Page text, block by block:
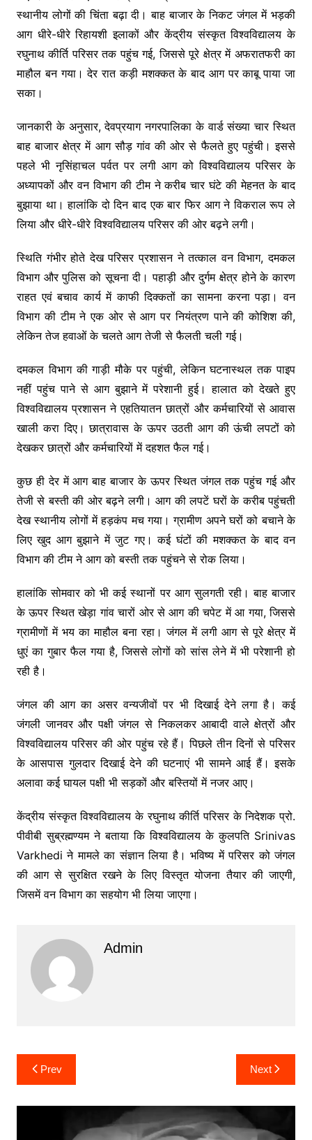
स्थानीय लोगों की चिंता बढ़ा दी। बाह बाजार के निकट जंगल में भड़की
आग धीरे-धीरे रिहायशी इलाकों और केंद्रीय संस्कृत विश्वविद्यालय के
रघुनाथ कीर्ति परिसर तक पहुंच गई, जिससे पूरे क्षेत्र में अफरातफरी का
माहौल बन गया। देर रात कड़ी मशक्कत के बाद आग पर काबू पाया जा
सका।
जानकारी के अनुसार, देवप्रयाग नगरपालिका के वार्ड संख्या चार स्थित
बाह बाजार क्षेत्र में आग सौड़ गांव की ओर से फैलते हुए पहुंची। इससे
पहले भी नृसिंहाचल पर्वत पर लगी आग को विश्वविद्यालय परिसर के
अध्यापकों और वन विभाग की टीम ने करीब चार घंटे की मेहनत के बाद
बुझाया था। हालांकि दो दिन बाद एक बार फिर आग ने विकराल रूप ले
लिया और धीरे-धीरे विश्वविद्यालय परिसर की ओर बढ़ने लगी।
स्थिति गंभीर होते देख परिसर प्रशासन ने तत्काल वन विभाग, दमकल
विभाग और पुलिस को सूचना दी। पहाड़ी और दुर्गम क्षेत्र होने के कारण
राहत एवं बचाव कार्य में काफी दिक्कतों का सामना करना पड़ा। वन
विभाग की टीम ने एक ओर से आग पर नियंत्रण पाने की कोशिश की,
लेकिन तेज हवाओं के चलते आग तेजी से फैलती चली गई।
दमकल विभाग की गाड़ी मौके पर पहुंची, लेकिन घटनास्थल तक पाइप
नहीं पहुंच पाने से आग बुझाने में परेशानी हुई। हालात को देखते हुए
विश्वविद्यालय प्रशासन ने एहतियातन छात्रों और कर्मचारियों से आवास
खाली करा दिए। छात्रावास के ऊपर उठती आग की ऊंची लपटों को
देखकर छात्रों और कर्मचारियों में दहशत फैल गई।
कुछ ही देर में आग बाह बाजार के ऊपर स्थित जंगल तक पहुंच गई और
तेजी से बस्ती की ओर बढ़ने लगी। आग की लपटें घरों के करीब पहुंचती
देख स्थानीय लोगों में हड़कंप मच गया। ग्रामीण अपने घरों को बचाने के
लिए खुद आग बुझाने में जुट गए। कई घंटों की मशक्कत के बाद वन
विभाग की टीम ने आग को बस्ती तक पहुंचने से रोक लिया।
हालांकि सोमवार को भी कई स्थानों पर आग सुलगती रही। बाह बाजार
के ऊपर स्थित खेड़ा गांव चारों ओर से आग की चपेट में आ गया, जिससे
ग्रामीणों में भय का माहौल बना रहा। जंगल में लगी आग से पूरे क्षेत्र में
धुएं का गुबार फैल गया है, जिससे लोगों को सांस लेने में भी परेशानी हो
रही है।
जंगल की आग का असर वन्यजीवों पर भी दिखाई देने लगा है। कई
जंगली जानवर और पक्षी जंगल से निकलकर आबादी वाले क्षेत्रों और
विश्वविद्यालय परिसर की ओर पहुंच रहे हैं। पिछले तीन दिनों से परिसर
के आसपास गुलदार दिखाई देने की घटनाएं भी सामने आई हैं। इसके
अलावा कई घायल पक्षी भी सड़कों और बस्तियों में नजर आए।
केंद्रीय संस्कृत विश्वविद्यालय के रघुनाथ कीर्ति परिसर के निदेशक प्रो.
पीवीबी सुब्रह्मण्यम ने बताया कि विश्वविद्यालय के कुलपति Srinivas
Varkhedi ने मामले का संज्ञान लिया है। भविष्य में परिसर को जंगल
की आग से सुरक्षित रखने के लिए विस्तृत योजना तैयार की जाएगी,
जिसमें वन विभाग का सहयोग भी लिया जाएगा।
Admin
Post
navigation
Prev Next